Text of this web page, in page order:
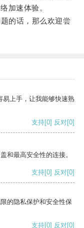
加速体验。
的话，那么欢迎尝
易上手，让我能够快速熟
支持[0] 反对[0]
和最高安全性的连接。
支持[0] 反对[0]
的隐私保护和安全性保
支持[0] 反对[0]